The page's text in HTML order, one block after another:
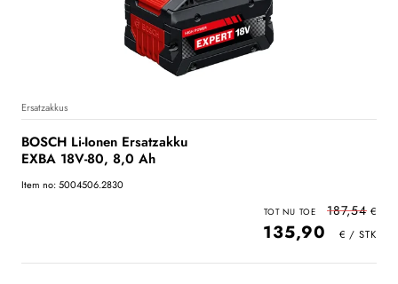
Ersatzakkus
BOSCH Li-Ionen Ersatzakku
EXBA 18V-80, 8,0 Ah
Item no: 5004506.2830
187,54
135,90